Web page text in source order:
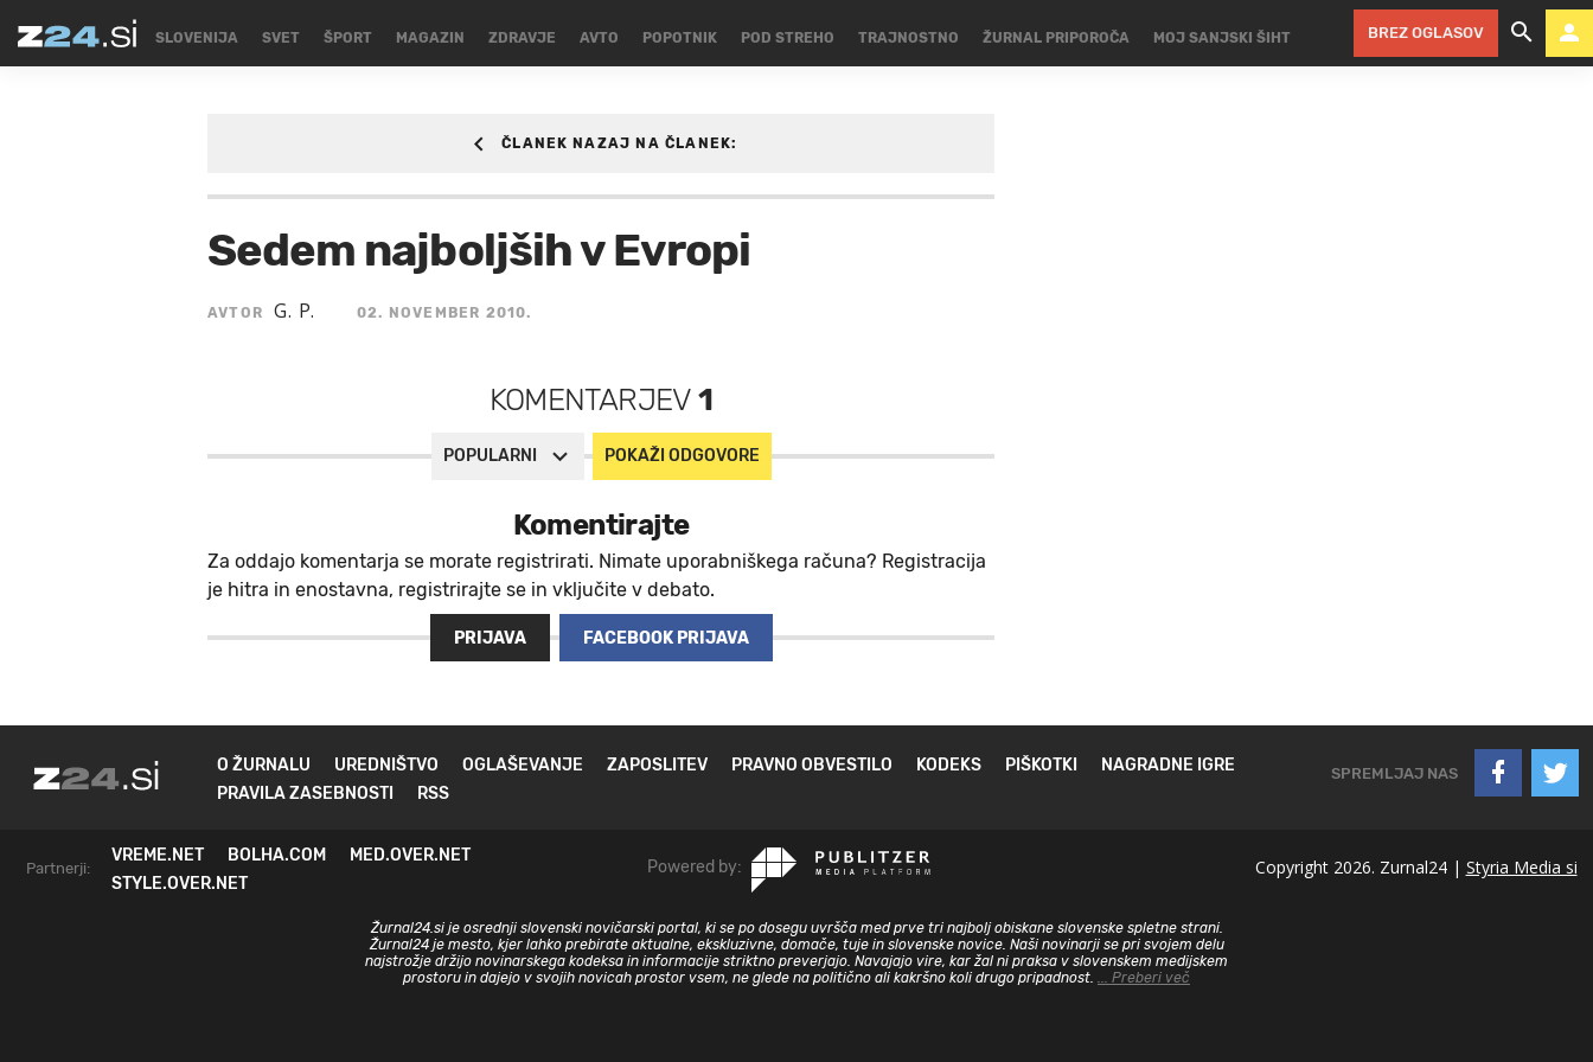
SLOVENIJA SVET ŠPORT MAGAZIN ZDRAVJE AVTO POPOTNIK POD STREHO TRAJNOSTNO ŽURNAL PRIPOROČA MOJ SANJSKI ŠIHT BREZ OGLASOV
Sedem najboljših v Evropi
AVTOR G. P. 02. NOVEMBER 2010.
ČLANEK NAZAJ NA ČLANEK:
KOMENTARJEV1
POPULARNI POKAŽI ODGOVORE
Komentirajte
Za oddajo komentarja se morate registrirati. Nimate uporabniškega računa? Registracija
je hitra in enostavna, registrirajte se in vključite v debato.
PRIJAVA FACEBOOK PRIJAVA
O ŽURNALU UREDNIŠTVO OGLAŠEVANJE ZAPOSLITEV PRAVNO OBVESTILO KODEKS PIŠKOTKI
NAGRADNE IGRE
PRAVILA ZASEBNOSTI
RSS
SPREMLJAJ NAS
Partnerji:
VREME.NET BOLHA.COM
MED.OVER.NET
STYLE.OVER.NET
Powered by: Copyright 2026. Zurnal24 | Styria Media si
Žurnal24.si je osrednji slovenski novičarski portal, ki se po dosegu uvršča med prve tri najbolj obiskane slovenske spletne strani.
Žurnal24 je mesto, kjer lahko prebirate aktualne, ekskluzivne, domače, tuje in slovenske novice. Naši novinarji se pri svojem delu
najstrožje držijo novinarskega kodeksa in informacije striktno preverjajo. Navajajo vire, kar žal ni praksa v slovenskem medijskem
prostoru in dajejo v svojih novicah prostor vsem, ne glede na politično ali kakršno koli drugo pripadnost. ... Preberi več